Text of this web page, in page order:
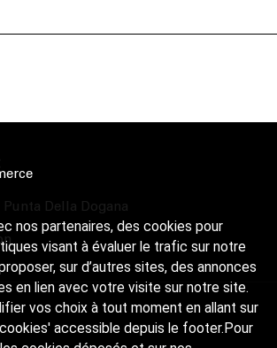
Della Dogana
nos partenaires, des cookies pour
visant à évaluer le trafic sur notre
sur d’autres sites, des annonces
en lien avec votre visite sur notre site.
vos choix à tout moment en allant sur
accessible depuis le footer.Pour